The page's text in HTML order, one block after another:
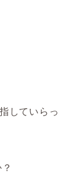
していらっ